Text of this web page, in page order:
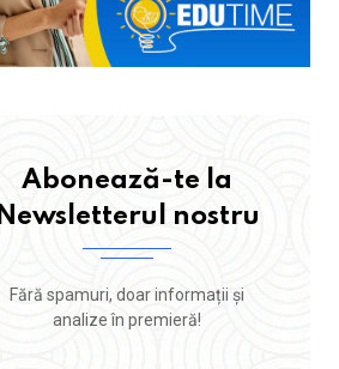
Abonează-te la
Newsletterul nostru
Fără spamuri, doar informații și
analize în premieră!